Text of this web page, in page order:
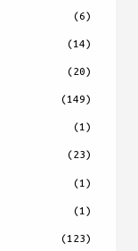
(6)
(14)
(20)
(149)
(1)
(23)
(1)
(1)
(123)